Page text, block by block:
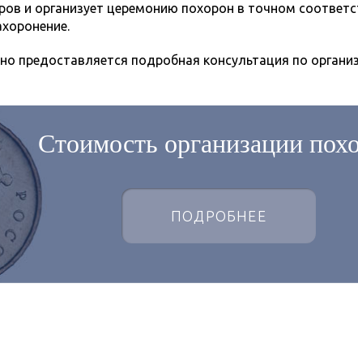
и организует церемонию похорон в точном
предоставляется подробная консультация по
Стоимость организации
ПОДРОБНЕЕ